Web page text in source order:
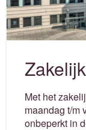
Met het
maandag t/m
onbeperkt in